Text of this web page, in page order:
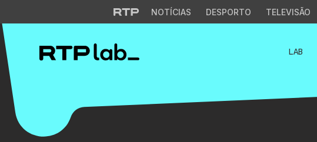
NOTÍCIAS DESPORTO TELEVISÃO
LAB